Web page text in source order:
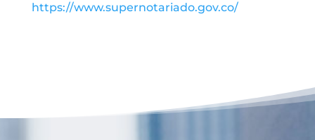
https://www.supernotariado.gov.co/